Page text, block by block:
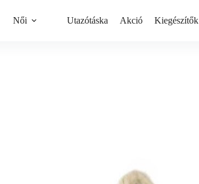
Női Utazótáska Akció Kiegészítők